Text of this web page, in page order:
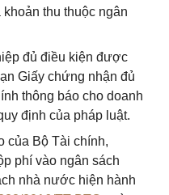
thu thuộc ngân
đủ điều kiện được
Giấy chứng nhận đủ
thông báo cho doanh
định của pháp luật.
của Bộ Tài chính,
phí vào ngân sách
nhà nước hiện hành